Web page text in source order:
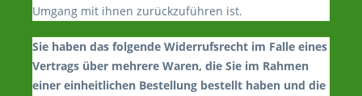
Umgang mit ihnen zurückzuführen ist.
Sie haben das folgende Widerrufsrecht im Falle eines
Vertrags über mehrere Waren, die Sie im Rahmen
einer einheitlichen Bestellung bestellt haben und die